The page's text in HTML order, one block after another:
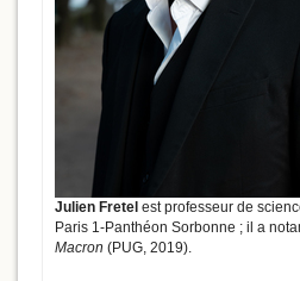
Julien Fretel est professeur de
Paris 1-Panthéon Sorbonne ; il a
Macron (PUG, 2019).